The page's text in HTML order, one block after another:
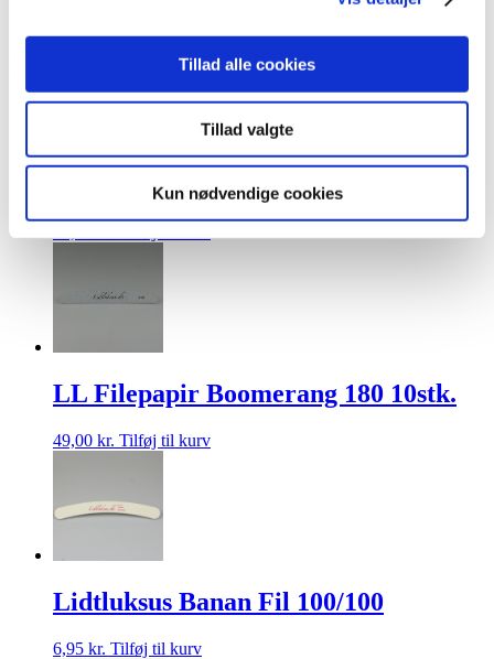
Tillad alle cookies
Tillad valgte
Kun nødvendige cookies
Relaterede varer
LL Bufferpapir Boomerang 100
LL Filepapir Boomerang 180 10stk.
49,00 kr. Tilføj til kurv
Lidtluksus Banan Fil 100/100
6,95 kr. Tilføj til kurv